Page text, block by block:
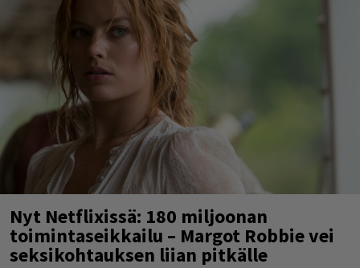
Nyt Netflixissä: 180 miljoonan
toimintaseikkailu – Margot Robbie vei
seksikohtauksen liian pitkälle